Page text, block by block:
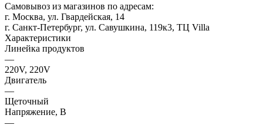
Самовывоз из магазинов по адресам:
г. Москва, ул. Гвардейская, 14
г. Санкт-Петербург, ул. Савушкина, 119к3, ТЦ Villa
Характеристики
Линейка продуктов
—
220V, 220V
Двигатель
—
Щеточный
Напряжение, В
—